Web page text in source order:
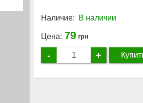
Наличие: В наличии
Цена: 79 грн
- +